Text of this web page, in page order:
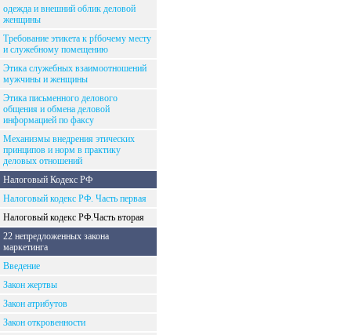
одежда и внешний облик деловой
женщины
Требование этикета к рfбочему месту
и служебному помещению
Этика служебных взаимоотношений
мужчины и женщины
Этика письменного делового
общения и обмена деловой
информацией по факсу
Механизмы внедрения этических
принципов и норм в практику
деловых отношений
Налоговый Кодекс РФ
Налоговый кодекс РФ. Часть первая
Налоговый кодекс РФ.Часть вторая
22 непредложенных закона
маркетинга
Введение
Закон жертвы
Закон атрибутов
Закон откровенности